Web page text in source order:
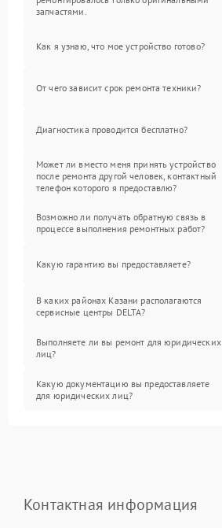
запчастями.
Как я узнаю, что мое устройство готово?
От чего зависит срок ремонта техники?
Диагностика проводится бесплатно?
Может ли вместо меня принять устройство
после ремонта другой человек, контактный
телефон которого я предоставлю?
Возможно ли получать обратную связь в
процессе выполнения ремонтных работ?
Какую гарантию вы предоставляете?
В каких районах Казани располагаются
сервисные центры DELTA?
Выполняете ли вы ремонт для юридических
лиц?
Какую документацию вы предоставляете
для юридических лиц?
Контактная информация